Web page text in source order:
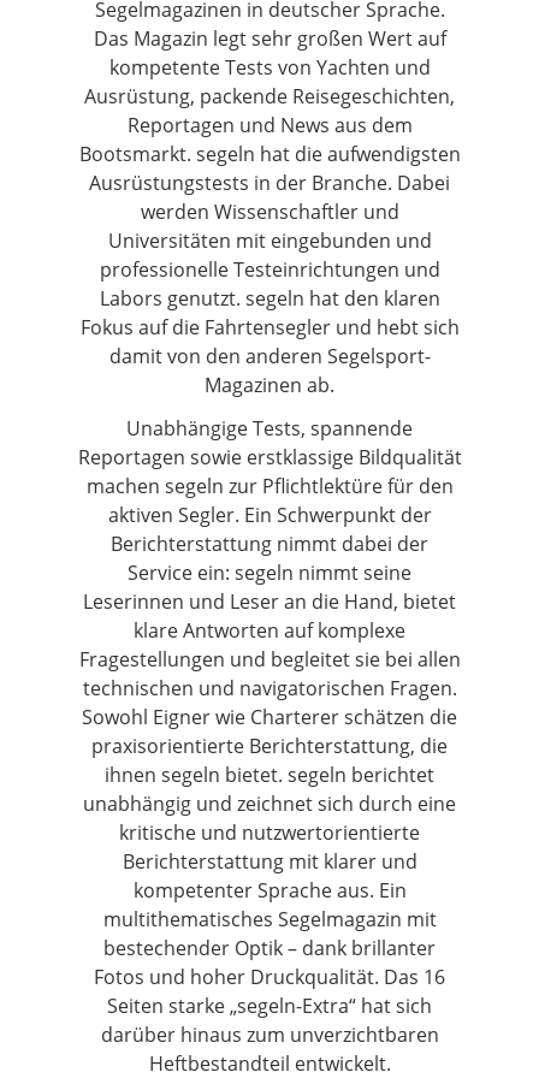
Segelmagazinen in deutscher Sprache.
Das Magazin legt sehr großen Wert auf
kompetente Tests von Yachten und
Ausrüstung, packende Reisegeschichten,
Reportagen und News aus dem
Bootsmarkt. segeln hat die aufwendigsten
Ausrüstungstests in der Branche. Dabei
werden Wissenschaftler und
Universitäten mit eingebunden und
professionelle Testeinrichtungen und
Labors genutzt. segeln hat den klaren
Fokus auf die Fahrtensegler und hebt sich
damit von den anderen Segelsport-
Magazinen ab.
Unabhängige Tests, spannende
Reportagen sowie erstklassige Bildqualität
machen segeln zur Pflichtlektüre für den
aktiven Segler. Ein Schwerpunkt der
Berichterstattung nimmt dabei der
Service ein: segeln nimmt seine
Leserinnen und Leser an die Hand, bietet
klare Antworten auf komplexe
Fragestellungen und begleitet sie bei allen
technischen und navigatorischen Fragen.
Sowohl Eigner wie Charterer schätzen die
praxisorientierte Berichterstattung, die
ihnen segeln bietet. segeln berichtet
unabhängig und zeichnet sich durch eine
kritische und nutzwertorientierte
Berichterstattung mit klarer und
kompetenter Sprache aus. Ein
multithematisches Segelmagazin mit
bestechender Optik – dank brillanter
Fotos und hoher Druckqualität. Das 16
Seiten starke „segeln-Extra“ hat sich
darüber hinaus zum unverzichtbaren
Heftbestandteil entwickelt.